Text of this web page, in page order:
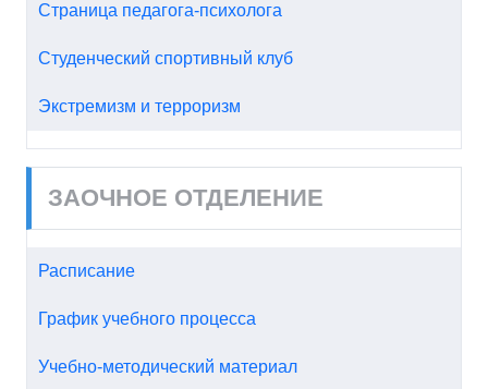
Страница педагога-психолога
Студенческий спортивный клуб
Экстремизм и терроризм
ЗАОЧНОЕ ОТДЕЛЕНИЕ
Расписание
График учебного процесса
Учебно-методический материал